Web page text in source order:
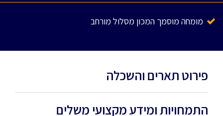
מומחה מוסמך המכון מסלול מורחב
פירוט תארים והשכלה
התמחויות ומידע מקצועי משלים